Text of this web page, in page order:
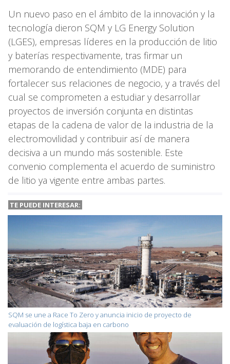
Un nuevo paso en el ámbito de la innovación y la
tecnología dieron SQM y LG Energy Solution
(LGES), empresas líderes en la producción de litio
y baterías respectivamente, tras firmar un
memorando de entendimiento (MDE) para
fortalecer sus relaciones de negocio, y a través del
cual se comprometen a estudiar y desarrollar
proyectos de inversión conjunta en distintas
etapas de la cadena de valor de la industria de la
electromovilidad y contribuir así de manera
decisiva a un mundo más sostenible. Este
convenio complementa el acuerdo de suministro
de litio ya vigente entre ambas partes.
TE PUEDE INTERESAR:
SQM se une a Race To Zero y anuncia inicio de proyecto de
evaluación de logística baja en carbono